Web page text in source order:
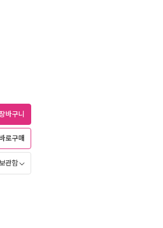
바구니
바로구매
관함